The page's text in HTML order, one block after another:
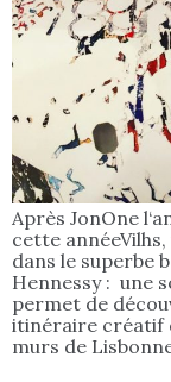
Après JonOne
cette
dans le superbe
Hennessy : une
permet de
itinéraire créatif
murs de